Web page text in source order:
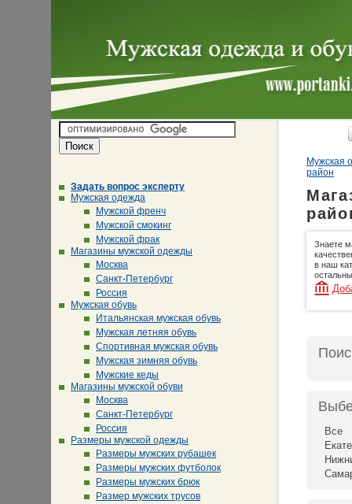
Задать вопрос эксперту
Мужская одежда
Мужской френч
Мужской смокинг
Мужской фрак
Магазины мужской одежды
Москва
Санкт-Петербург
Россия
Мужская обувь
Итальянская мужская обувь
Мужская летняя обувь
Спортивная мужская обувь
Мужская зимняя обувь
Мужские кеды
Магазины мужской обуви
Москва
Санкт-Петербург
Россия
Размеры мужской одежды
Размеры мужских рубашек
Размеры мужских футболок
Размеры мужских брюк
Размер мужских трусов
Мужская
район
Знаете
в наш
Все